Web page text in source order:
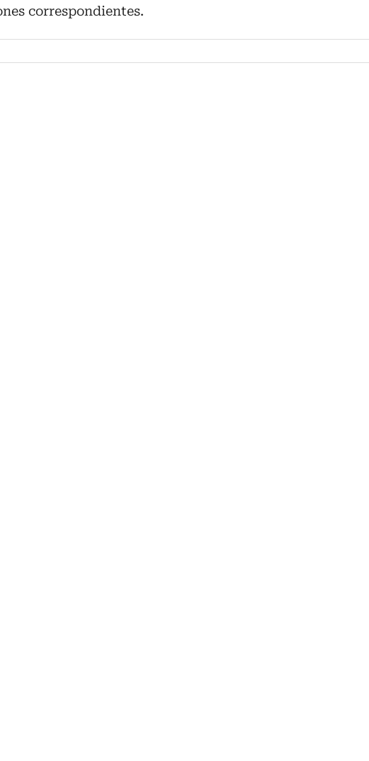
correspondientes.